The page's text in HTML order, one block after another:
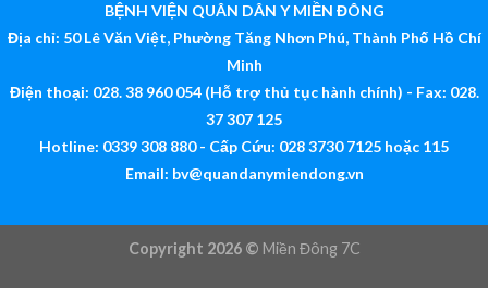
BỆNH VIỆN QUÂN DÂN Y MIỀN ĐÔNG
Địa chỉ: 50 Lê Văn Việt, Phường Tăng Nhơn Phú, Thành Phố Hồ Chí